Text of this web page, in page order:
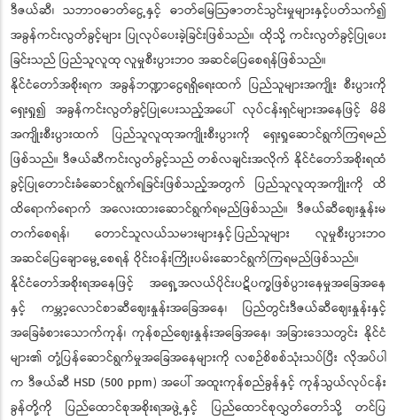
ဒီဇယ်ဆီ၊ သဘာဝဓာတ်ငွေ့နှင့် ဓာတ်မြေဩဇာတင်သွင်းမှုများနှင့်ပတ်သက်၍
အခွန်ကင်းလွတ်ခွင့်များ ပြုလုပ်ပေးခဲ့ခြင်းဖြစ်သည်။ ထိုသို့ ကင်းလွတ်ခွင့်ပြုပေး
ခြင်းသည် ပြည်သူလူထု လူမှုစီးပွားဘဝ အဆင်ပြေစေရန်ဖြစ်သည်။
နိုင်ငံတော်အစိုးရက အခွန်ဘဏ္ဍာငွေရရှိရေးထက် ပြည်သူများအကျိုး စီးပွားကို
ရှေးရှု၍ အခွန်ကင်းလွတ်ခွင့်ပြုပေးသည့်အပေါ် လုပ်ငန်းရှင်များအနေဖြင့် မိမိ
အကျိုးစီးပွားထက် ပြည်သူလူထုအကျိုးစီးပွားကို ရှေးရှုဆောင်ရွက်ကြရမည်
ဖြစ်သည်။ ဒီဇယ်ဆီကင်းလွတ်ခွင့်သည် တစ်လချင်းအလိုက် နိုင်ငံတော်အစိုးရထံ
ခွင့်ပြုတောင်းခံဆောင်ရွက်ရခြင်းဖြစ်သည့်အတွက် ပြည်သူလူထုအကျိုးကို ထိ
ထိရောက်ရောက် အလေးထားဆောင်ရွက်ရမည်ဖြစ်သည်။ ဒီဇယ်ဆီဈေးနှုန်းမ
တက်စေရန်၊ တောင်သူလယ်သမားများနှင့် ပြည်သူများ လူမှုစီးပွားဘဝ
အဆင်ပြေချောမွေ့စေရန် ဝိုင်းဝန်းကြိုးပမ်းဆောင်ရွက်ကြရမည်ဖြစ်သည်။
နိုင်ငံတော်အစိုးရအနေဖြင့် အရှေ့အလယ်ပိုင်းပဋိပက္ခဖြစ်ပွားနေမှုအခြေအနေ
နှင့် ကမ္ဘာ့လောင်စာဆီဈေးနှုန်းအခြေအနေ၊ ပြည်တွင်းဒီဇယ်ဆီဈေးနှုန်းနှင့်
အခြေခံစားသောက်ကုန်၊ ကုန်စည်ဈေးနှုန်းအခြေအနေ၊ အခြားဒေသတွင်း နိုင်ငံ
များ၏ တုံ့ပြန်ဆောင်ရွက်မှုအခြေအနေများကို လစဉ်စိစစ်သုံးသပ်ပြီး လိုအပ်ပါ
က ဒီဇယ်ဆီ HSD (500 ppm) အပေါ် အထူးကုန်စည်ခွန်နှင့် ကုန်သွယ်လုပ်ငန်း
ခွန်တို့ကို ပြည်ထောင်စုအစိုးရအဖွဲ့နှင့် ပြည်ထောင်စုလွှတ်တော်သို့ တင်ပြ